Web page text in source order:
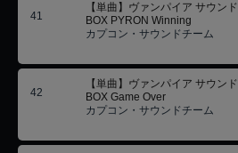
41
【単曲】ヴァンパイア サウンド
BOX PYRON Winning
カプコン・サウンドチーム
42
【単曲】ヴァンパイア サウンド
BOX Game Over
カプコン・サウンドチーム